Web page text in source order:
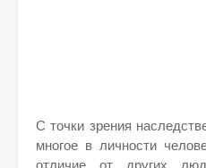
С точки зрения
многое в личности
отличие от других